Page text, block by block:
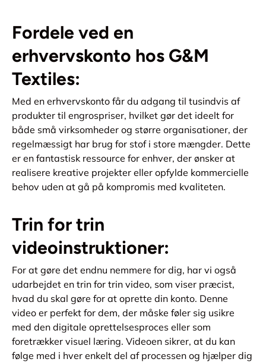
Fordele ved en
erhvervskonto hos G&M
Textiles:
Med en erhvervskonto får du adgang til tusindvis af
produkter til engrospriser, hvilket gør det ideelt for
både små virksomheder og større organisationer, der
regelmæssigt har brug for stof i store mængder. Dette
er en fantastisk ressource for enhver, der ønsker at
realisere kreative projekter eller opfylde kommercielle
behov uden at gå på kompromis med kvaliteten.
Trin for trin
videoinstruktioner:
For at gøre det endnu nemmere for dig, har vi også
udarbejdet en trin for trin video, som viser præcist,
hvad du skal gøre for at oprette din konto. Denne
video er perfekt for dem, der måske føler sig usikre
med den digitale oprettelsesproces eller som
foretrækker visuel læring. Videoen sikrer, at du kan
følge med i hver enkelt del af processen og hjælper dig